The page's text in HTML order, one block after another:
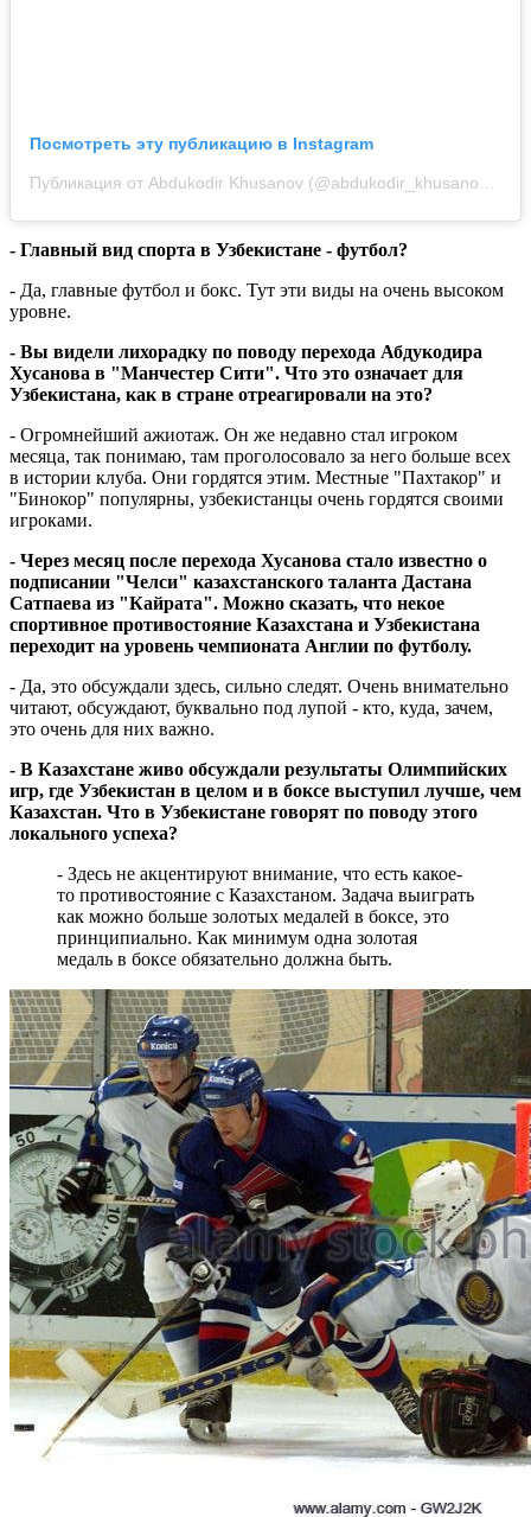
Посмотреть эту публикацию в Instagram
- Главный вид спорта в Узбекистане - футбол?
- Да, главные футбол и бокс. Тут эти виды на очень высоком
уровне.
- Вы видели лихорадку по поводу перехода Абдукодира
Хусанова в "Манчестер Сити". Что это означает для
Узбекистана, как в стране отреагировали на это?
- Огромнейший ажиотаж. Он же недавно стал игроком
месяца, так понимаю, там проголосовало за него больше всех
в истории клуба. Они гордятся этим. Местные "Пахтакор" и
"Бинокор" популярны, узбекистанцы очень гордятся своими
игроками.
- Через месяц после перехода Хусанова стало известно о
подписании "Челси" казахстанского таланта Дастана
Сатпаева из "Кайрата". Можно сказать, что некое
спортивное противостояние Казахстана и Узбекистана
переходит на уровень чемпионата Англии по футболу.
- Да, это обсуждали здесь, сильно следят. Очень внимательно
читают, обсуждают, буквально под лупой - кто, куда, зачем,
это очень для них важно.
- В Казахстане живо обсуждали результаты Олимпийских
игр, где Узбекистан в целом и в боксе выступил лучше, чем
Казахстан. Что в Узбекистане говорят по поводу этого
локального успеха?
- Здесь не акцентируют внимание, что есть какое-
то противостояние с Казахстаном. Задача выиграть
как можно больше золотых медалей в боксе, это
принципиально. Как минимум одна золотая
медаль в боксе обязательно должна быть.